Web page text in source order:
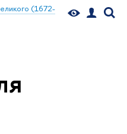
(1672-